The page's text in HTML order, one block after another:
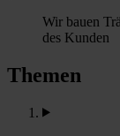
Wir bauen
des Kunden
Themen